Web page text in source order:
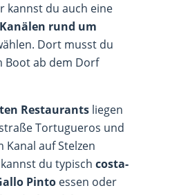
kannst du auch eine
Kanälen rund um
Dort musst du
Boot ab dem Dorf
Restaurants liegen
Tortugueros und
Kanal auf Stelzen
du typisch costa-
Pinto essen oder